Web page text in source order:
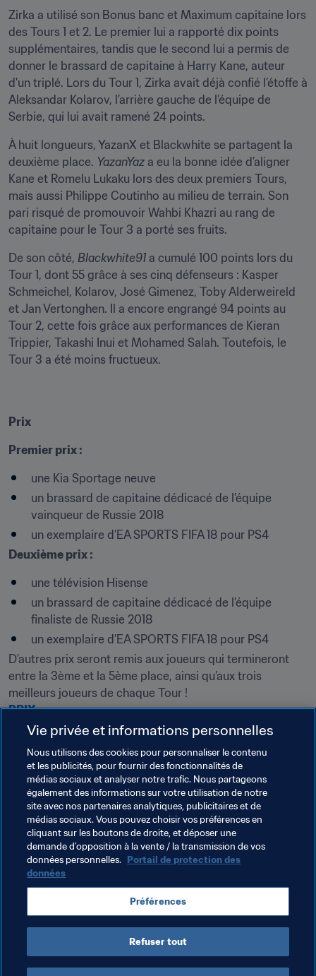
Zirka a utilisé son Bonus banc et Maximum capitaine lors
des Tours 1 et 2. Le premier lui a rapporté dix points
supplémentaires, tandis que le second lui a permis de
donner le brassard de capitaine à Harry Kane, auteur
d'un triplé. Lors du Tour 1, Zirka avait déjà confié l’étoffe à
Aleksandar Kolarov, l’arrière gauche de l’équipe de
Serbie, qui lui avait ramené 24 points.
À huit longueurs, YazanX et Blackwhite se partagent la
deuxième place. YazanYaz a eu la bonne idée d’aligner
Kane et Romelu Lukaku lors des deux premiers Tours,
mais aussi Philippe Coutinho au milieu de terrain. Son
pari risqué de promouvoir Wahbi Khazri au rang de
capitaine pour le Tour 3 a porté ses fruits.
De son côté, Blackwhite91 a cumulé 100 points lors du
Tour 1, dont 55 grâce à ses cinq défenseurs : Kasper
Schmeichel, Kolarov, José Gimenez, Toby Alderweireld
et Jan Vertonghen. Il a encore engrangé 94 points au
Tour 2, cette fois grâce aux performances de Kieran
Trippier, Takashi Inui et Mohamed Salah. Toutefois, le
Tour 3 a été moins fructueux.
Prix
Premier prix :
une Kia Sportage neuve
un brassard de capitaine dédicacé de l’équipe
vainqueur de Russie 2018
un exemplaire d’EA SPORTS FIFA 18 pour PS4
Deuxième prix :
une télévision Hisense
un brassard de capitaine dédicacé de l’équipe
finaliste de Russie 2018
un exemplaire d’EA SPORTS FIFA 18 pour PS4
D’autres prix seront remis aux joueurs qui termineront
entre la 3ème et la 5ème place, ainsi qu’aux trois
PRIX
Le classement
Zirka10 entraîné par Zirka (242 points)
YazanYaz entraîné par YazanX (234)
Blackwhite91 entraîné par Blackwhite (234)
Excelente123 entraîné par Sanomar (230)
Magicstick91 entraîné par Magicstick (229)
Takenski entraîné par Takaaaaa (226)
Lopetegui Fc
entraîné par Josrib (225)
Cucarachos entraîné par Cristobulus (225)
entraîné par Farid.N (224)
EngAliAdel2
CLASSEMENT GÉNÉRAL
Vie privée et informations personnelles
Nous utilisons des cookies pour personnaliser le contenu
et les publicités, pour fournir des fonctionnalités de
médias sociaux et analyser notre trafic. Nous partageons
également des informations sur votre utilisation de notre
site avec nos partenaires analytiques, publicitaires et de
médias sociaux. Vous pouvez choisir vos préférences en
cliquant sur les boutons de droite, et déposer une
demande d’opposition à la vente / la transmission de vos
données personnelles. Portail de protection des
données
Préférences
Refuser tout